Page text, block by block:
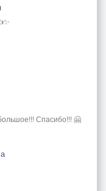
Спасибо!!! 🤗